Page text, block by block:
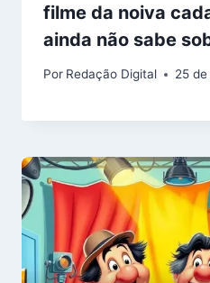
filme da noiva
ainda não sabe
Por Redação Digital 25